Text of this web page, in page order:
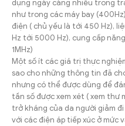
dụng ngày càng nhiều trong
như trong các máy bay
điện ( chủ yếu là tới 450 Hz),
Hz tới 5000 Hz), cung cấp
1MHz)
Một số ít các giá trị thực
sao cho những thông tin đã
nhưng có thể được dùng để
tần số được xem xét ( xem thư
trở kháng của da người giảm
với các điện áp tiếp xúc ở mức